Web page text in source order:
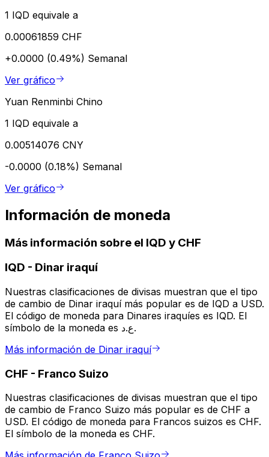
1 IQD equivale a
0.00061859 CHF
+0.0000 (0.49%) Semanal
Ver gráfico
Yuan Renminbi Chino
1 IQD equivale a
0.00514076 CNY
-0.0000 (0.18%) Semanal
Ver gráfico
Información de moneda
Más información sobre el IQD y CHF
IQD - Dinar iraquí
Nuestras clasificaciones de divisas muestran que el tipo
de cambio de Dinar iraquí más popular es de IQD a USD.
El código de moneda para Dinares iraquíes es IQD. El
símbolo de la moneda es ع.د.
Más información de Dinar iraquí
CHF - Franco Suizo
Nuestras clasificaciones de divisas muestran que el tipo
de cambio de Franco Suizo más popular es de CHF a
USD. El código de moneda para Francos suizos es CHF.
El símbolo de la moneda es CHF.